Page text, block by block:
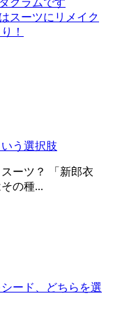
グラムです
スーツにリメイク
！
う選択肢
ーツ？ 「新郎衣
の種...
ード、どちらを選